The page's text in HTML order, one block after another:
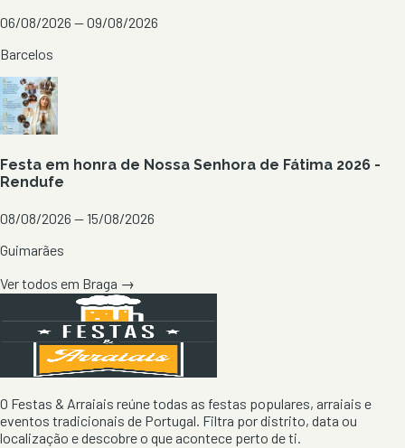
06/08/2026 — 09/08/2026
Barcelos
Festa em honra de Nossa Senhora de Fátima 2026 -
Rendufe
08/08/2026 — 15/08/2026
Guimarães
Ver todos em Braga →
O Festas & Arraiais reúne todas as festas populares, arraiais e
eventos tradicionais de Portugal. Filtra por distrito, data ou
localização e descobre o que acontece perto de ti.